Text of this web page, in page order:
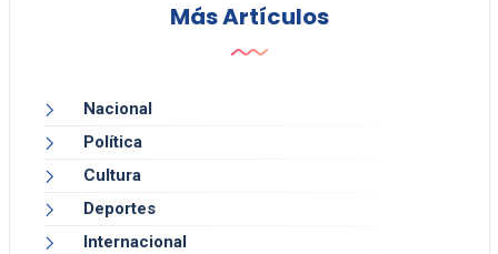
Más Artículos
Nacional
Política
Cultura
Deportes
Internacional